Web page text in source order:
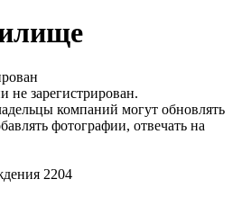
не зарегистрирован.
компаний могут обновлять
фотографии, отвечать на
2204